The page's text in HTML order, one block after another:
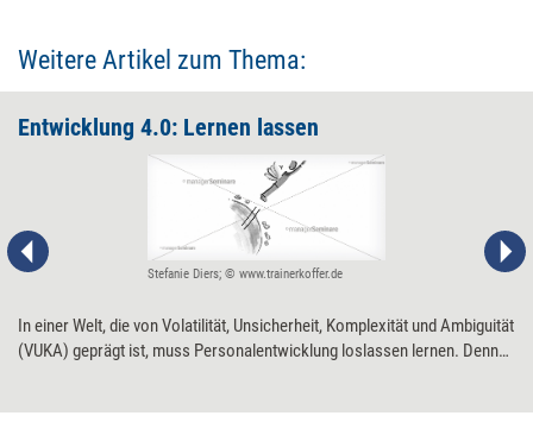
Weitere Artikel zum Thema:
Entwicklung 4.0: Lernen lassen
Stefanie Diers; © www.trainerkoffer.de
In einer Welt, die von Volatilität, Unsicherheit, Komplexität und Ambiguität
(VUKA) geprägt ist, muss Personalentwicklung loslassen lernen. Denn